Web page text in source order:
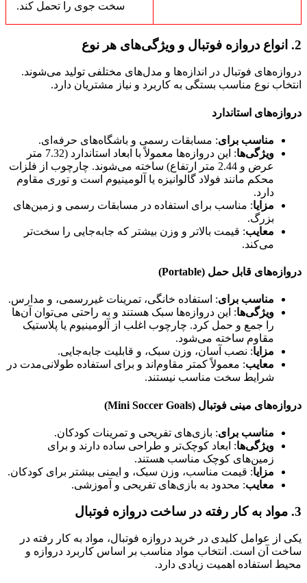
سخت جوی را تحمل کند.
2. انواع دروازه فوتبال و ویژگی‌های هر نوع
دروازه‌های فوتبال در اندازه‌ها و مدل‌های مختلفی تولید می‌شوند.
انتخاب نوع مناسب بستگی به کاربرد و نیاز مشتریان دارد.
دروازه‌های استاندارد
مناسب برای: مسابقات رسمی و باشگاه‌های حرفه‌ای.
ویژگی‌ها
: این دروازه‌ها معمولاً با ابعاد استاندارد (7.32 متر
عرض و 2.44 متر ارتفاع) ساخته می‌شوند. چارچوب از فلزات
محکم مانند فولاد گالوانیزه یا آلومینیوم است و توری مقاوم
دارد.
مزایا: مناسب برای استفاده در مسابقات رسمی و زمین‌های
بزرگ.
معایب: قیمت بالاتر و وزن بیشتر که جابه‌جایی را سخت‌تر
می‌کند.
دروازه‌های قابل حمل (Portable)
مناسب برای: استفاده خانگی، تمرینات غیررسمی، و مدارس.
ویژگی‌ها: این دروازه‌ها سبک هستند و به راحتی می‌توان آن‌ها
را جمع و حمل کرد. چارچوب اغلب از آلومینیوم یا پلاستیک
مقاوم ساخته می‌شود.
مزایا: نصب آسان، وزن سبک، و قابلیت جابه‌جایی.
معایب: معمولاً کمتر مقاوم‌اند و برای استفاده طولانی‌مدت در
شرایط سخت مناسب نیستند.
دروازه‌های مینی فوتبال (Mini Soccer Goals)
مناسب برای: بازی‌های تفریحی و تمرینات کودکان.
ویژگی‌ها: ابعاد کوچک‌تر و طراحی ساده دارند و برای
زمین‌های کوچک مناسب هستند.
مزایا: قیمت مناسب، وزن سبک، و ایمنی بیشتر برای کودکان.
معایب: محدود به بازی‌های تفریحی و آموزشی.
3. مواد به کار رفته در ساخت دروازه فوتبال
یکی از عوامل کلیدی در خرید دروازه فوتبال، مواد به کار رفته در
ساخت آن است. انتخاب مواد مناسب بر اساس کاربرد دروازه و
محیط استفاده اهمیت زیادی دارد.